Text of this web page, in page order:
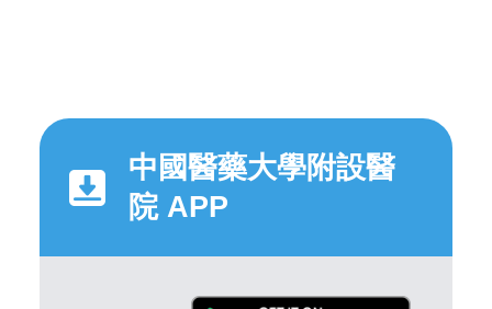
中國醫藥大學附設醫
院 APP